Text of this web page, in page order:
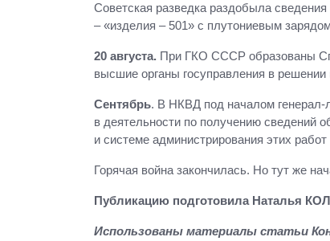
Советская разведка раздобыла
– «изделия – 501» с плутониевым
20 августа. При ГКО СССР образованы
высшие органы госуправления в
Сентябрь. В НКВД под началом генерал-
в деятельности по получению сведений
и системе администрирования этих работ
Горячая война закончилась. Но тут же
Публикацию подготовила Наталья
Использованы материалы статьи